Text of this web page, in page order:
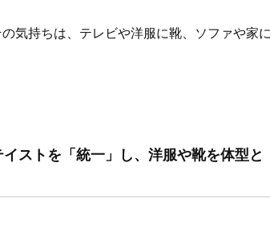
気持ちは、テレビや洋服に靴、ソファや家
ストを「統一」し、洋服や靴を体型と